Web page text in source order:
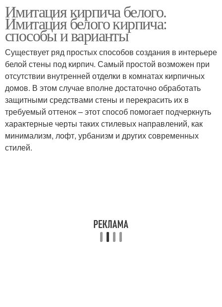
Имитация кирпича белого.
Имитация белого кирпича:
способы и варианты
Существует ряд простых способов создания в интерьере
белой стены под кирпич. Самый простой возможен при
отсутствии внутренней отделки в комнатах кирпичных
домов. В этом случае вполне достаточно обработать
защитными средствами стены и перекрасить их в
требуемый оттенок – этот способ помогает подчеркнуть
характерные черты таких стилевых направлений, как
минимализм, лофт, урбанизм и других современных
стилей.